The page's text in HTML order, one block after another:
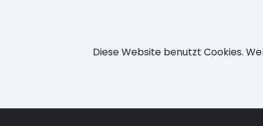
Diese Website benutzt Cookies.